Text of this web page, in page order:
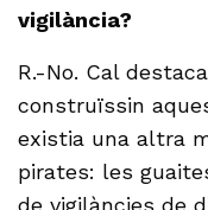
vigilància?
R.-No. Cal
construïssin
existia una altra
pirates: les
de vigilàncies de